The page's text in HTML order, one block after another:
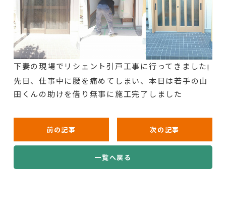
下妻の現場でリシェント引戸工事に行ってきました❗
先日、仕事中に腰を痛めてしまい、本日は若手の山
田くんの助けを借り無事に施工完了しました
前の記事 次の記事
一覧へ戻る